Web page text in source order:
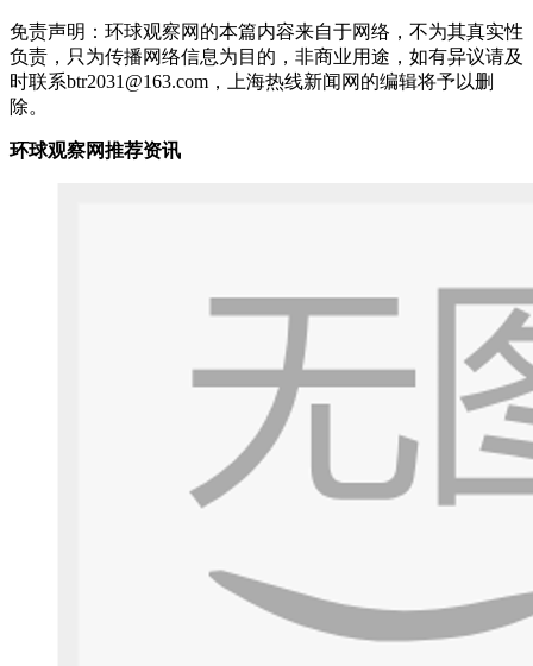
免责声明：环球观察网的本篇内容来自于网络，不为其真实性
负责，只为传播网络信息为目的，非商业用途，如有异议请及
时联系btr2031@163.com，上海热线新闻网的编辑将予以删
除。
环球观察网推荐资讯